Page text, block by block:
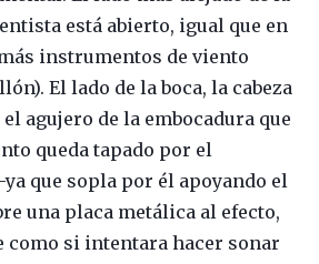
está abierto, igual que en
instrumentos de viento
El lado de la boca, la cabeza
agujero de la embocadura que
queda tapado por el
que sopla por él apoyando el
una placa metálica al efecto,
si intentara hacer sonar